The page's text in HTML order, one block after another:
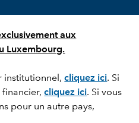
aux
Luxembourg.
institutionnel,cliquez ici. Si
financier,cliquez ici. Si vous
pour un autre pays,
?